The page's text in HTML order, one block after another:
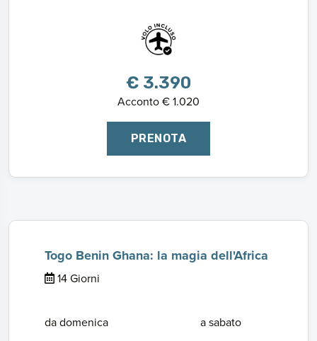
€ 3.390
Acconto € 1.020
PRENOTA
Togo Benin Ghana: la magia dell'Africa
14 Giorni
da domenica a sabato